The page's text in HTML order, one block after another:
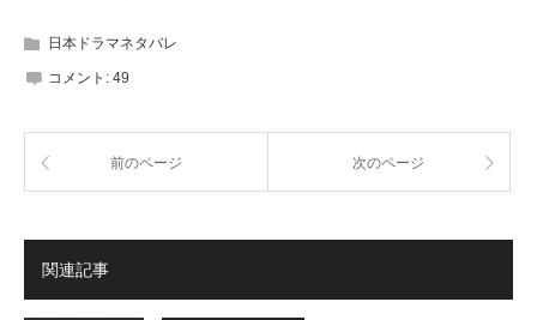
日本ドラマネタバレ
コメント: 49
前のページ 次のページ
関連記事